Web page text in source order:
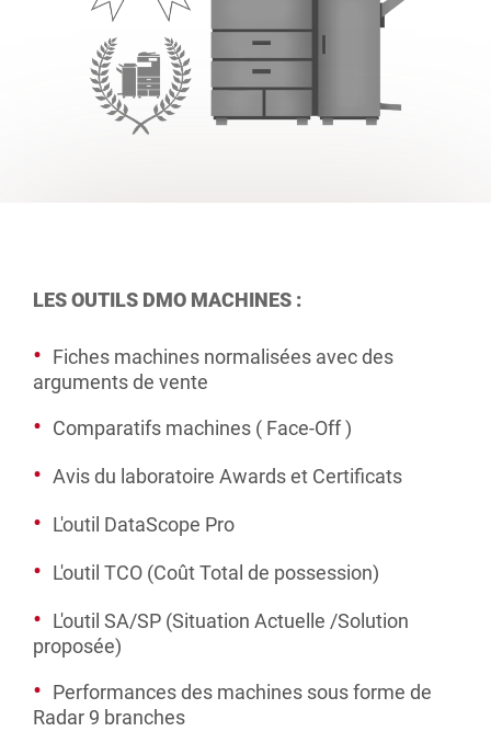
LES OUTILS DMO MACHINES :
Fiches machines normalisées avec des
arguments de vente
Comparatifs machines ( Face-Off )
Avis du laboratoire Awards et Certificats
L'outil DataScope Pro
L'outil TCO (Coût Total de possession)
L'outil SA/SP (Situation Actuelle /Solution
proposée)
Performances des machines sous forme de
Radar 9 branches